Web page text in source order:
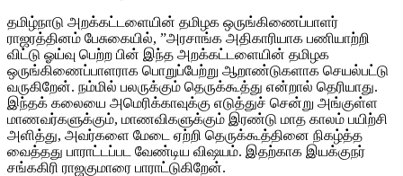
தமிழ்நாடு அறக்கட்டளையின் தமிழக ஒருங்கிணைப்பாளர்
ராஜரத்தினம் பேசுகையில், ”அரசாங்க அதிகாரியாக பணியாற்றி
விட்டு ஓய்வு பெற்ற பின் இந்த அறக்கட்டளையின் தமிழக
ஒருங்கிணைப்பாளராக பொறுப்பேற்று ஆறாண்டுகளாக செயல்பட்டு
வருகிறேன். நம்மில் பலருக்கும் தெருக்கூத்து என்றால் தெரியாது.
இந்தக் கலையை அமெரிக்காவுக்கு எடுத்துச் சென்று அங்குள்ள
மாணவர்களுக்கும், மாணவிகளுக்கும் இரண்டு மாத காலம் பயிற்சி
அளித்து, அவர்களை மேடை ஏற்றி தெருக்கூத்தினை நிகழ்த்த
வைத்தது பாராட்டப்பட வேண்டிய விஷயம். இதற்காக இயக்குநர்
சங்ககிரி ராஜகுமாரை பாராட்டுகிறேன்.